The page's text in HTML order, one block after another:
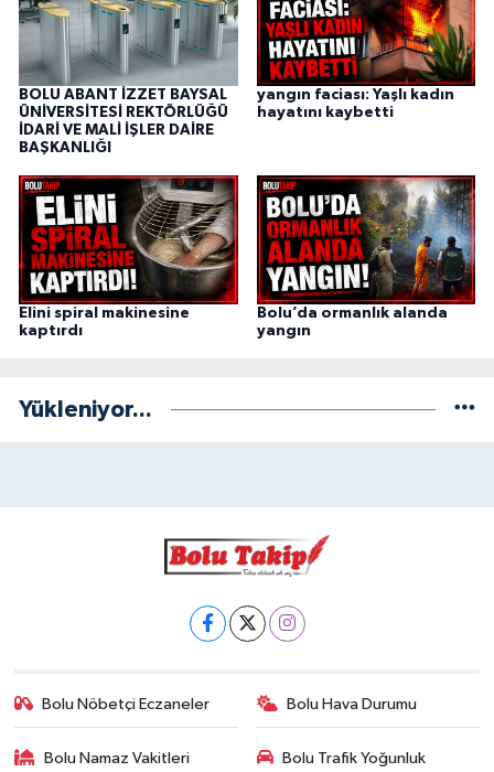
BOLU ABANT İZZET BAYSAL
ÜNİVERSİTESİ REKTÖRLÜĞÜ
İDARİ VE MALİ İŞLER DAİRE
BAŞKANLIĞI
yangın faciası: Yaşlı kadın
hayatını kaybetti
Elini spiral makinesine
kaptırdı
Bolu’da ormanlık alanda
yangın
Yükleniyor...
Bolu Nöbetçi Eczaneler Bolu Hava Durumu
Bolu Namaz Vakitleri
Bolu Trafik Yoğunluk